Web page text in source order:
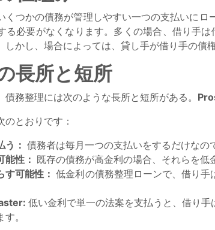
くつかの債務が管理しやすい一つの支払いに
る必要がなくなります。多くの場合、借り手
しかし、場合によっては、貸し手が借り手の債
長所と短所
務整理には次のような長所と短所がある。
とおりです：
う： 債務者は毎月一つの支払いをするだけなの
能性： 既存の債務が高金利の場合、それらを低
す可能性：低金利の債務整理ローンで、借り
低い金利で単一の法案を支払うと、借り
。